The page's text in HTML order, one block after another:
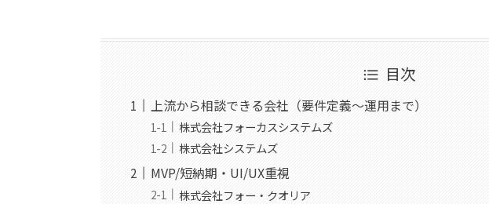
目次
上流から相談できる会社（要件定義〜運用まで）
株式会社フォーカスシステムズ
株式会社システムズ
MVP/短納期・UI/UX重視
株式会社フォー・クオリア